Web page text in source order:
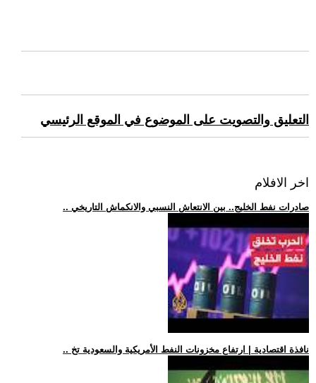
التعليق والتصويت على الموضوع في الموقع الرئيسي
اخر الافلام
.. صادرات نفط الخليج.. بين الانتعاش النسبي والانكماش التاريخي
.. نافذة اقتصادية | ارتفاع مخزونات النفط الأمريكية والسعودية تخ